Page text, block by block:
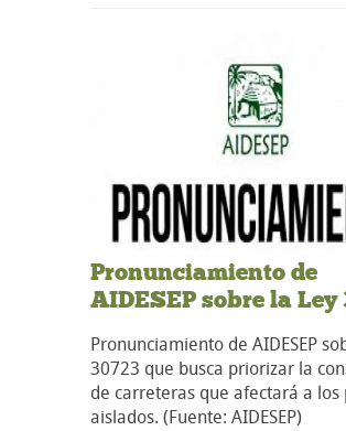
Pronunciamiento de
AIDESEP sobre la Ley
Pronunciamiento de AIDESEP
30723 que busca priorizar la
de carreteras que afectará a los
aislados. (Fuente: AIDESEP)